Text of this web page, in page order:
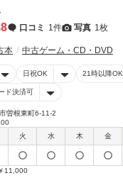
口コミ 1件 写真 1枚
本 中古ゲーム・CD・DVD
日祝OK 21時以降OK
ド決済可
曽根東町6-11-2
火 水 木 金
11,000